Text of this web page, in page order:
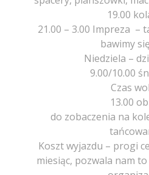
19.00
21.00 – 3.00 Impreza –
bawimy się
Niedziela –
9.00/10.00
Czas
13.00
do zobaczenia na
Koszt wyjazdu – progi
miesiąc, pozwala nam